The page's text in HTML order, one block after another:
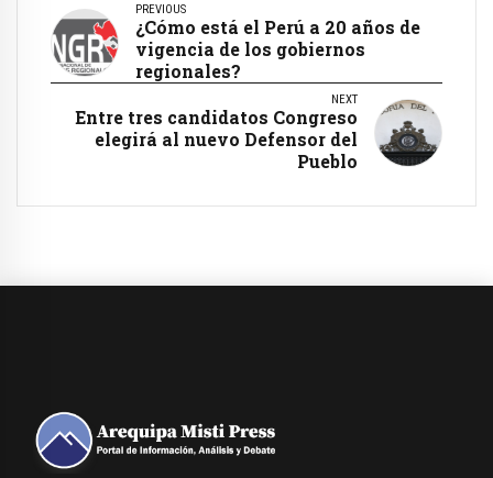
PREVIOUS
¿Cómo está el Perú a 20 años de
vigencia de los gobiernos
regionales?
NEXT
Entre tres candidatos Congreso
elegirá al nuevo Defensor del
Pueblo